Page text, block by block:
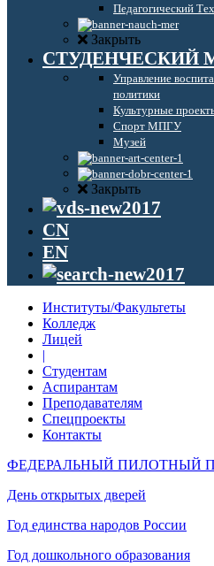
Педагогический
Закрыть
СТУДЕНЧЕСКИЙ
Управление
политики
Культурные
Спорт МПГУ
Музей
Закрыть
CN
EN
Институты/Факультеты
Колледж
Лицей
|
Студентам
Аспирантам
Преподавателям
Спецпроекты
Контакты
ФЕДЕРАЛЬНЫЙ ПИЛОТНЫЙ
День открытых дверей
Год единства народов России
Год дошкольного образования